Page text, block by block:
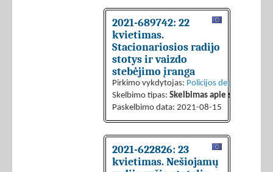
2021-689742: 22
kvietimas.
Stacionariosios radijo
stotys ir vaizdo
stebėjimo įranga
Pirkimo vykdytojas: Policijos
Skelbimo tipas: Skelbimas apie sutarties
Paskelbimo data: 2021-08-15
2021-622826: 23
kvietimas. Nešiojamų